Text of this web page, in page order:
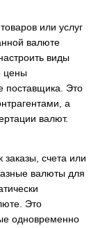
или услуг
валюте
виды
цены
поставщика. Это
а
валют.
счета или
валюты для
Это
одновременно